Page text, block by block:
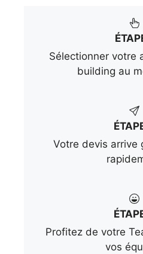
Sélectionner votre
building au
Votre devis arrive
Profitez de votre
vos